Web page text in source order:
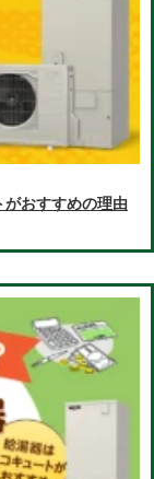
おすすめの理由